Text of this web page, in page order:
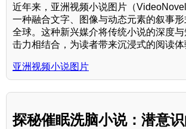
近年来，亚洲视频小说图片（
一种融合文字、图像与动态元素的叙事
全球。这种新兴媒介将传统小说的深度
击力相结合，为读者带来沉浸式的阅读体
亚洲视频小说图片
探秘催眠洗脑小说：潜意